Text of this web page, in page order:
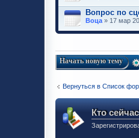
Вопрос по
Воца » 17 мар
Начать новую тему
Вернуться в Список
Кто